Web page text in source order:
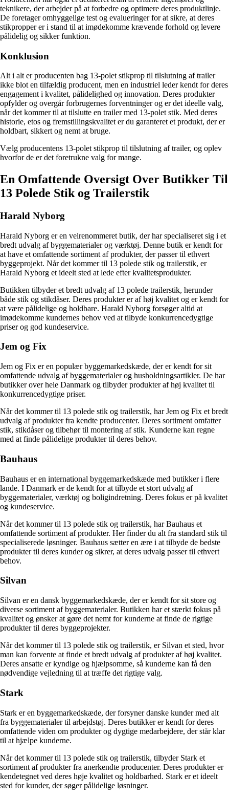
teknikere, der arbejder på at forbedre og optimere deres produktlinje.
De foretager omhyggelige test og evalueringer for at sikre, at deres
stikpropper er i stand til at imødekomme krævende forhold og levere
pålidelig og sikker funktion.
Konklusion
Alt i alt er producenten bag 13-polet stikprop til tilslutning af trailer
ikke blot en tilfældig producent, men en industriel leder kendt for deres
engagement i kvalitet, pålidelighed og innovation. Deres produkter
opfylder og overgår forbrugernes forventninger og er det ideelle valg,
når det kommer til at tilslutte en trailer med 13-polet stik. Med deres
historie, etos og fremstillingskvalitet er du garanteret et produkt, der er
holdbart, sikkert og nemt at bruge.
Vælg producentens 13-polet stikprop til tilslutning af trailer, og oplev
hvorfor de er det foretrukne valg for mange.
En Omfattende Oversigt Over Butikker Til
13 Polede Stik og Trailerstik
Harald Nyborg
Harald Nyborg er en velrenommeret butik, der har specialiseret sig i et
bredt udvalg af byggematerialer og værktøj. Denne butik er kendt for
at have et omfattende sortiment af produkter, der passer til ethvert
byggeprojekt. Når det kommer til 13 polede stik og trailerstik, er
Harald Nyborg et ideelt sted at lede efter kvalitetsprodukter.
Butikken tilbyder et bredt udvalg af 13 polede trailerstik, herunder
både stik og stikdåser. Deres produkter er af høj kvalitet og er kendt for
at være pålidelige og holdbare. Harald Nyborg forsøger altid at
imødekomme kundernes behov ved at tilbyde konkurrencedygtige
priser og god kundeservice.
Jem og Fix
Jem og Fix er en populær byggemarkedskæde, der er kendt for sit
omfattende udvalg af byggematerialer og husholdningsartikler. De har
butikker over hele Danmark og tilbyder produkter af høj kvalitet til
konkurrencedygtige priser.
Når det kommer til 13 polede stik og trailerstik, har Jem og Fix et bredt
udvalg af produkter fra kendte producenter. Deres sortiment omfatter
stik, stikdåser og tilbehør til montering af stik. Kunderne kan regne
med at finde pålidelige produkter til deres behov.
Bauhaus
Bauhaus er en international byggemarkedskæde med butikker i flere
lande. I Danmark er de kendt for at tilbyde et stort udvalg af
byggematerialer, værktøj og boligindretning. Deres fokus er på kvalitet
og kundeservice.
Når det kommer til 13 polede stik og trailerstik, har Bauhaus et
omfattende sortiment af produkter. Her finder du alt fra standard stik til
specialiserede løsninger. Bauhaus sætter en ære i at tilbyde de bedste
produkter til deres kunder og sikrer, at deres udvalg passer til ethvert
behov.
Silvan
Silvan er en dansk byggemarkedskæde, der er kendt for sit store og
diverse sortiment af byggematerialer. Butikken har et stærkt fokus på
kvalitet og ønsker at gøre det nemt for kunderne at finde de rigtige
produkter til deres byggeprojekter.
Når det kommer til 13 polede stik og trailerstik, er Silvan et sted, hvor
man kan forvente at finde et bredt udvalg af produkter af høj kvalitet.
Deres ansatte er kyndige og hjælpsomme, så kunderne kan få den
nødvendige vejledning til at træffe det rigtige valg.
Stark
Stark er en byggemarkedskæde, der forsyner danske kunder med alt
fra byggematerialer til arbejdstøj. Deres butikker er kendt for deres
omfattende viden om produkter og dygtige medarbejdere, der står klar
til at hjælpe kunderne.
Når det kommer til 13 polede stik og trailerstik, tilbyder Stark et
sortiment af produkter fra anerkendte producenter. Deres produkter er
kendetegnet ved deres høje kvalitet og holdbarhed. Stark er et ideelt
sted for kunder, der søger pålidelige løsninger.